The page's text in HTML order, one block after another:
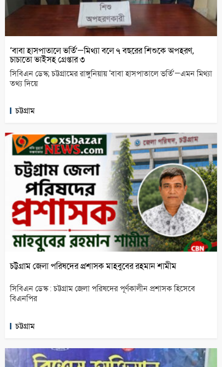
‘বাবা হাসপাতালে ভর্তি’—মিথ্যা বলে ৭ বছরের শিশুকে অপহরণ,
চাচাতো ভাইসহ গ্রেপ্তার ৩
সিবিএন ডেস্ক; চট্টগ্রামের রাঙ্গুনিয়ায় ‘বাবা হাসপাতালে ভর্তি’—এমন মিথ্যা
তথ্য দিয়ে
চট্টগ্রাম
চট্টগ্রাম জেলা পরিষদের প্রশাসক মাহবুবের রহমান শামীম
সিবিএন ডেস্ক : চট্টগ্রাম জেলা পরিষদের পূর্ণকালীন প্রশাসক হিসেবে
বিএনপির
চট্টগ্রাম